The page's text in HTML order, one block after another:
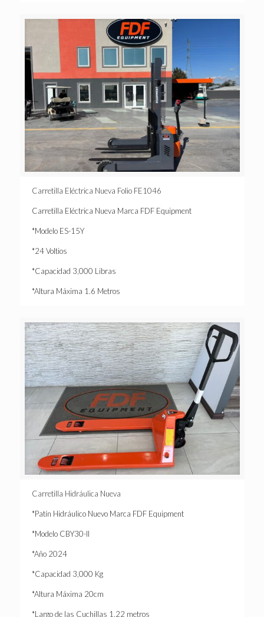
Carretilla Eléctrica Nueva Folio FE1046
Carretilla Eléctrica Nueva Marca FDF Equipment
*Modelo ES-15Y
*24 Voltios
*Capacidad 3,000 Libras
*Altura Máxima 1.6 Metros
Carretilla Hidráulica Nueva
*Patín Hidráulico Nuevo Marca FDF Equipment
*Modelo CBY30-II
*Año 2024
*Capacidad 3,000 Kg
*Altura Máxima 20cm
*Largo de las Cuchillas 1.22 metros